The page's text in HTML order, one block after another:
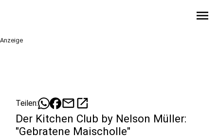
menu
Anzeige
Teilen: mailopen_in_new
Der Kitchen Club by Nelson Müller:
"Gebratene Maischolle"